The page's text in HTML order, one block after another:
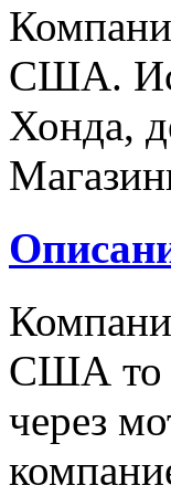
США.
Хонда,
США то
через